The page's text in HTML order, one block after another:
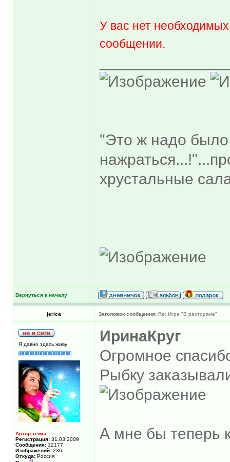
У вас нет
сообщении.
"Это ж надо было
хрустальные
Вернуться к началу
jerica Заголовок сообщения: Re: Игра "В ресторане"
Я давно здесь живу
Автор темы
Регистрация: 31.03.2009
Сообщения: 12177
Изображений: 236
Откуда: Россия
ИринаКруг
Огромное
Рыбку
А мне бы теперь